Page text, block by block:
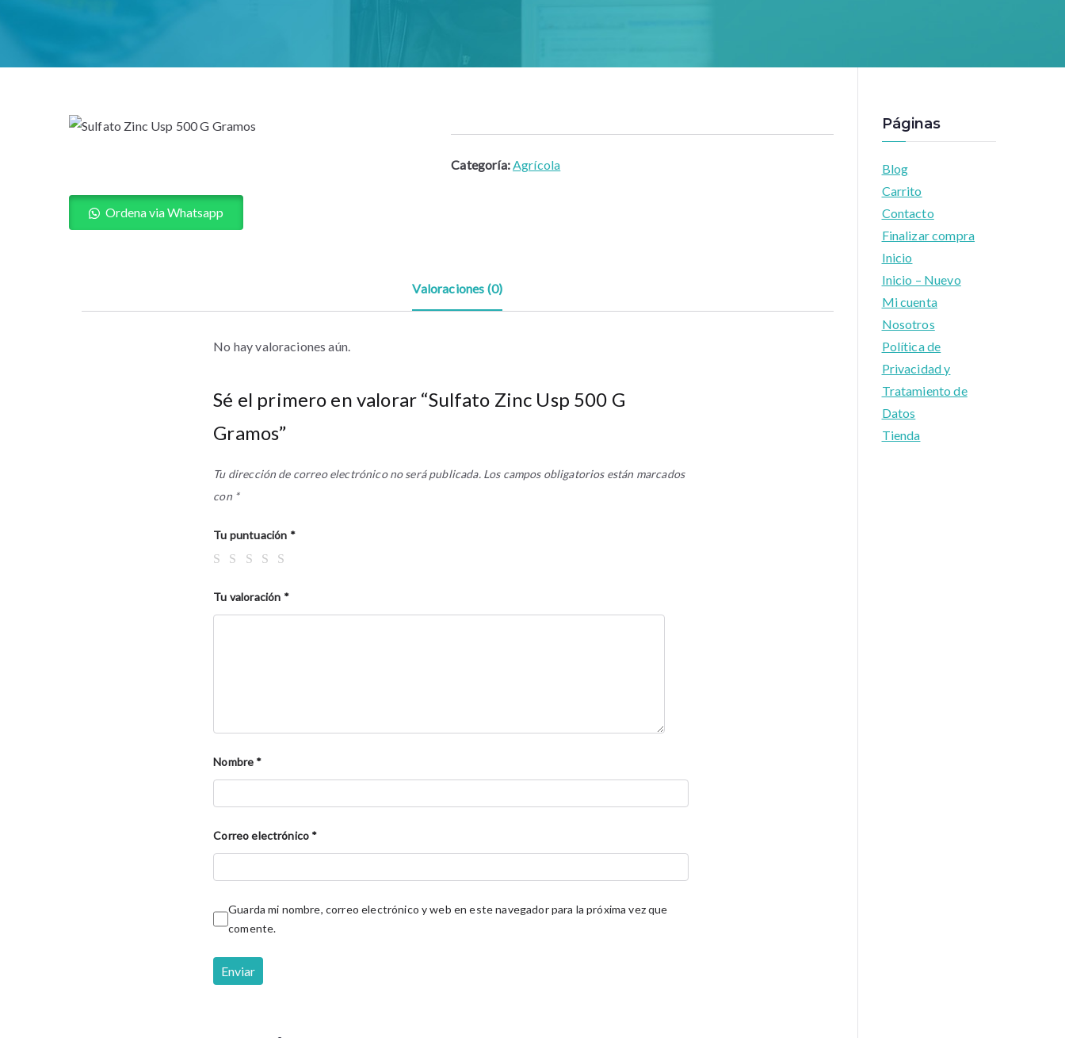
Categoría:Agrícola
Ordena via Whatsapp
Valoraciones (0)
No hay valoraciones aún.
Sé el primero en valorar “Sulfato Zinc Usp 500 G
Gramos”
Tu dirección de correo electrónico no será publicada. Los campos obligatorios están marcados
con *
Tu puntuación *
Tu valoración *
Nombre *
Correo electrónico *
Guarda mi nombre, correo electrónico y web en este navegador para la próxima vez que
comente.
Páginas
Blog
Carrito
Contacto
Finalizar compra
Inicio
Inicio – Nuevo
Mi cuenta
Nosotros
Política de
Privacidad y
Tratamiento de
Datos
Tienda